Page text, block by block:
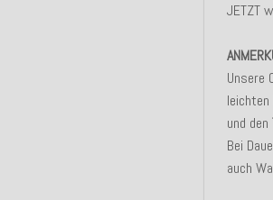
JETZT
Unsere
und den
Bei
auch